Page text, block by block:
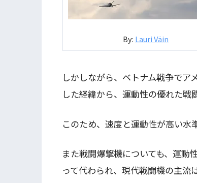
By: Lauri Väin
しかしながら、ベトナム戦争で
した経緯から、運動性の優れた戦
このため、速度と運動性が高い水
また戦闘爆撃機についても、運動
って代わられ、現代戦闘機の主流